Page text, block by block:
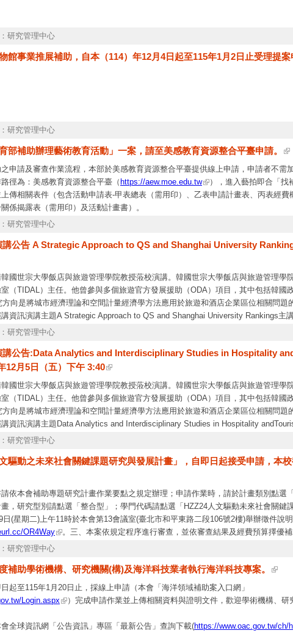
研究管理中心
館事業推展補助，自本（114）年12月4日起至115年1月2日止受理提案
研究管理中心
部補助辦理藝術教育活動」一案，請至美感教育資源整合平臺申請。
申請及審查作業流程，本部於美感教育資源整合平臺提供線上申請，申請者不需
徑為：美感教育資源整合平臺（ https://aew.moe.edu.tw
），進入藝拍即合「找
傳相關表件（包含活動申請表-甲表總表（需用印）、乙表申請計畫表、丙表經費
係揭露表（需用印）及活動計畫書）。
：
3月至8月辦理之活動。
9月至次年2月辦理之活動。
日期分別為2月2日（逢假日順延至當日）及7月31日下午5時，逾期未線上填報申
照「教育部補助辦理藝術教育活動要點」所列；為利推動本部政策，115年如結合本
藝術教育活動可列為優先補助對象。
轉知轄管之學校、立案之非營利性質法人、團體）若欲申請旨揭補助案件，請於上
送紙本相關申請資料到部。
研究管理中心
講公告 A Strategic Approach to QS and Shanghai University
國世宗大學飯店與旅遊管理學院教授蒞校演講。韓國世宗大學飯店與旅遊管理學
（TIDAL）主任。他曾參與多個旅遊官方發展援助（ODA）項目，其中包括韓國
向是將城市經濟理論和空間計量經濟學方法應用於旅遊和酒店企業區位相關問題
資訊演講主題A Strategic Approach to QS and Shanghai University Rankings主
Management, Sejong University演講時間與地點時間：下午 1:40地點：HE-
研究管理中心
講公告:Data Analytics and Interdisciplinary Studies in Hospitality
12月5日（五）下午 3:40
國世宗大學飯店與旅遊管理學院教授蒞校演講。韓國世宗大學飯店與旅遊管理學
（TIDAL）主任。他曾參與多個旅遊官方發展援助（ODA）項目，其中包括韓國
向是將城市經濟理論和空間計量經濟學方法應用於旅遊和酒店企業區位相關問題
資訊演講主題Data Analytics and Interdisciplinary Studies in Hospitality
Hospitality and Tourism Management, Sejong University演講時間與地點時間：下
研究管理中心
驅動之未來社會關鍵課題研究與發展計畫」，自即日起接受申請，本
依本會補助專題研究計畫作業要點之規定辦理；申請作業時，請於計畫類別點選
，研究型別請點選「整合型」；學門代碼請點選「HZZ24人文驅動未來社會關鍵
(星期二)上午11時於本會第13會議室(臺北市和平東路二段106號2樓)舉辦徵件說
OR4Way
。三、本案依規定程序進行審查，並依審查結果及經費預算擇優
徵求公告1份(如附件)，並公布於本會網站(
訊處系統服務專線（電話：02-2737-7590、7591、7592）。
研究管理中心
補助學術機構、研究機關(構)及海洋科技業者執行海洋科技專案。
起至115年1月20日止，採線上申請（本會「海洋領域補助案入口網」
Login.aspx
）完成申請作業並上傳相關資料與證明文件，歡迎學術機構、研
全球資訊網「公告資訊」專區「最新公告」查詢下載(https://www.oac.gov.tw/ch/